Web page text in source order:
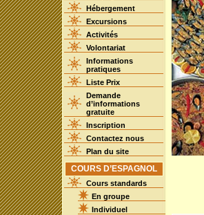
Hébergement
Excursions
Activités
Volontariat
Informations
pratiques
Liste Prix
Demande
d’informations
gratuite
Inscription
Contactez nous
Plan du site
COURS D’ESPAGNOL
Cours standards
En groupe
Individuel